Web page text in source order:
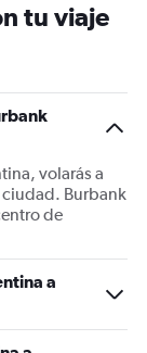
tu viaje
volarás a
ciudad. Burbank
de
a